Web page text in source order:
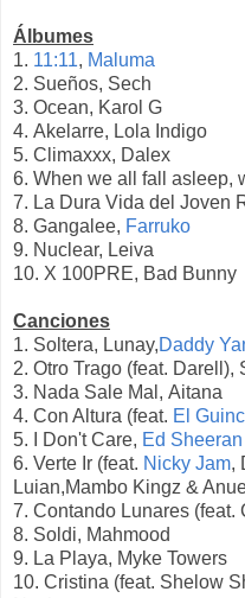
Álbumes
1. 11:11, Maluma
2. Sueños, Sech
3. Ocean, Karol G
4. Akelarre, Lola Indigo
5. Climaxxx, Dalex
6. When we all fall asleep,
7. La Dura Vida del Joven
8. Gangalee, Farruko
9. Nuclear, Leiva
10. X 100PRE, Bad Bunny
Canciones
1. Soltera, Lunay,Daddy
2. Otro Trago (feat. Darell),
3. Nada Sale Mal, Aitana
4. Con Altura (feat. El
5. I Don't Care, Ed Sheeran
6. Verte Ir (feat. Nicky Jam,
Luian,Mambo Kingz &
7. Contando Lunares
8. Soldi, Mahmood
9. La Playa, Myke Towers
10. Cristina (feat. Shelow